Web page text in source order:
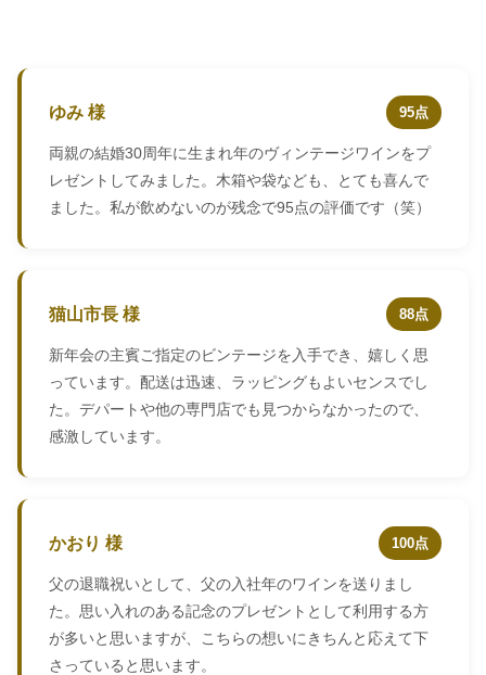
ゆみ 様 95点
両親の結婚30周年に生まれ年のヴィンテージワインをプ
レゼントしてみました。木箱や袋なども、とても喜んで
ました。私が飲めないのが残念で95点の評価です（笑）
猫山市長 様 88点
新年会の主賓ご指定のビンテージを入手でき、嬉しく思
っています。配送は迅速、ラッピングもよいセンスでし
た。デパートや他の専門店でも見つからなかったので、
感激しています。
かおり 様 100点
父の退職祝いとして、父の入社年のワインを送りまし
た。思い入れのある記念のプレゼントとして利用する方
が多いと思いますが、こちらの想いにきちんと応えて下
さっていると思います。